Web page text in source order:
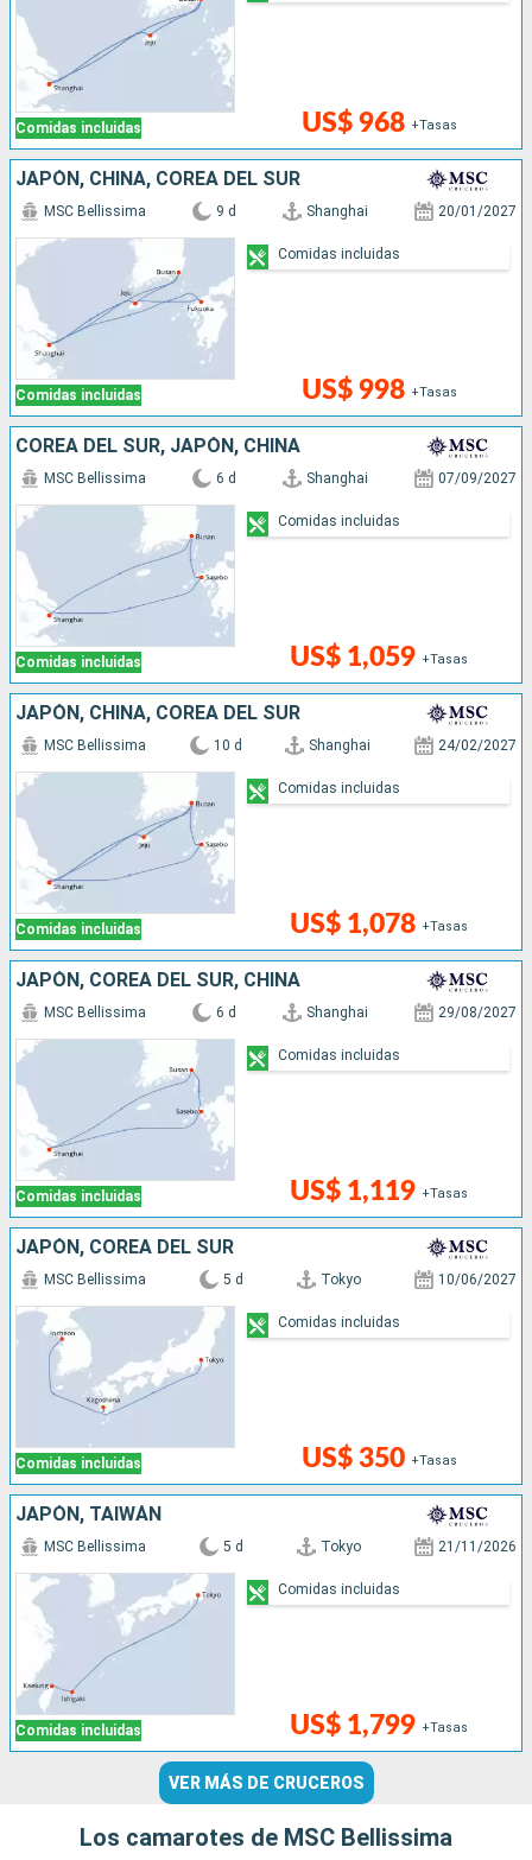
Comidas incluidas US$ 968 +Tasas
JAPÓN, CHINA, COREA DEL SUR
Comidas incluidas
MSC Bellissima 9 d Shanghai 20/01/2027
US$ 998 +Tasas
Comidas incluidas
COREA DEL SUR, JAPÓN, CHINA
Comidas incluidas
MSC Bellissima 6 d Shanghai 07/09/2027
US$ 1,059 +Tasas
Comidas incluidas
JAPÓN, CHINA, COREA DEL SUR
Comidas incluidas
MSC Bellissima 10 d Shanghai 24/02/2027
US$ 1,078 +Tasas
Comidas incluidas
JAPÓN, COREA DEL SUR, CHINA
Comidas incluidas
MSC Bellissima 6 d Shanghai 29/08/2027
US$ 1,119 +Tasas
Comidas incluidas
JAPÓN, COREA DEL SUR
Comidas incluidas
MSC Bellissima 5 d Tokyo 10/06/2027
US$ 350 +Tasas
Comidas incluidas
JAPÓN, TAIWÁN
Comidas incluidas
MSC Bellissima 5 d Tokyo 21/11/2026
US$ 1,799 +Tasas
Comidas incluidas
VER MÁS DE CRUCEROS
Los camarotes de MSC Bellissima